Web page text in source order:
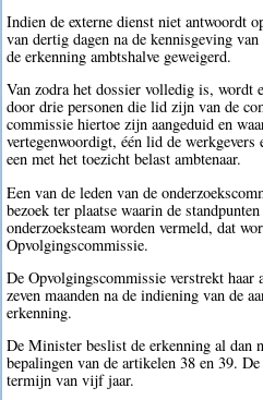
Indien de externe dienst niet antwoordt
van dertig dagen na de kennisgeving
de erkenning ambtshalve geweigerd.
Van zodra het dossier volledig is, wordt
door drie personen die lid zijn van de
commissie hiertoe zijn aangeduid en
vertegenwoordigt, één lid de
een met het toezicht belast ambtenaar.
Een van de leden van de
bezoek ter plaatse waarin de
onderzoeksteam worden vermeld, dat
Opvolgingscommissie.
De Opvolgingscommissie verstrekt haar
zeven maanden na de indiening van de
erkenning.
De Minister beslist de erkenning al dan
bepalingen van de artikelen 38 en 39.
termijn van vijf jaar.